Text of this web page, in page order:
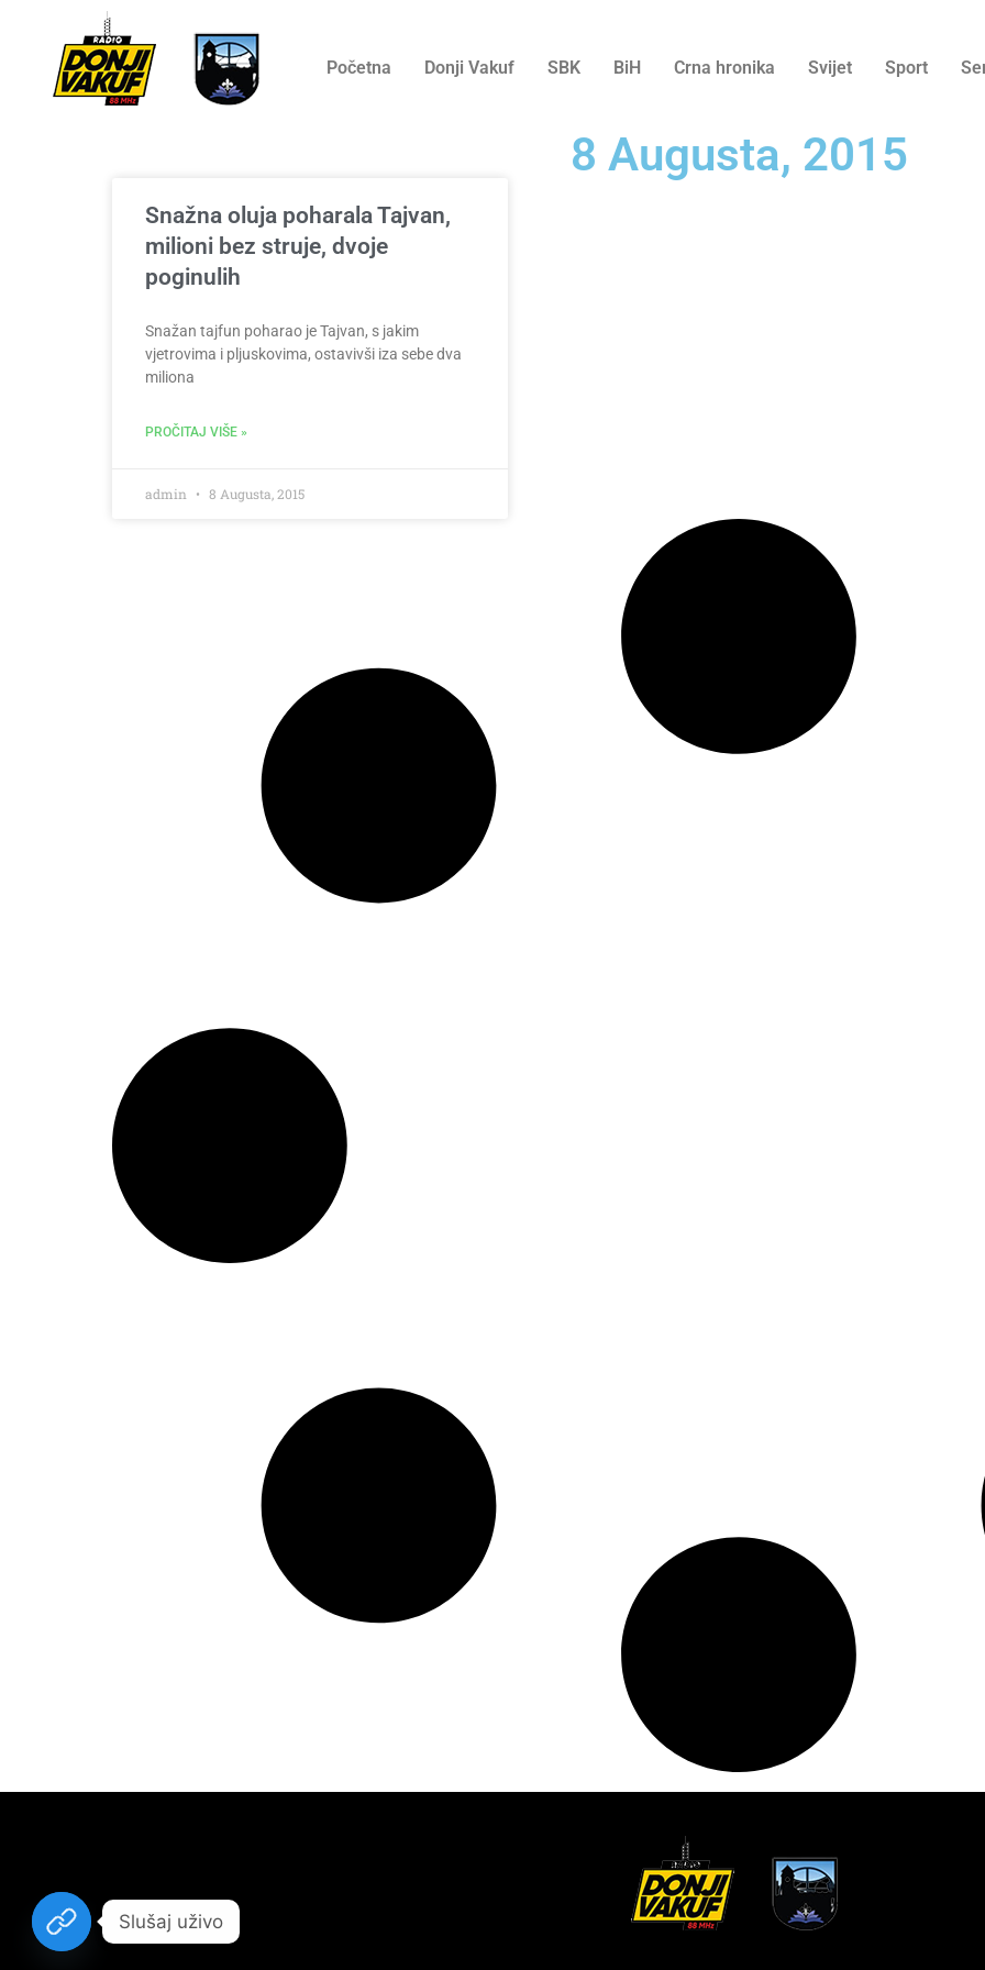
Početna Donji Vakuf SBK BiH Crna hronika Svijet Sport
8 Augusta, 2015
Snažna oluja poharala Tajvan,
milioni bez struje, dvoje
poginulih
Snažan tajfun poharao je Tajvan, s jakim
vjetrovima i pljuskovima, ostavivši iza sebe dva
miliona
PROČITAJ VIŠE »
admin 8 Augusta, 2015
Slušaj uživo